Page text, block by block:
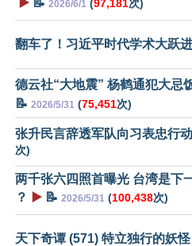
▶️ 📝 2026/6/1 (97,181次)
翻车了！习近平时代学术大跃
德云社“大地震” 杨鹤通犯大忌
📝 2026/5/31 (75,451次)
张升民言辞透军队向习表忠行
次)
两千张六四照首曝光 台湾是下
？
▶️ 📝 2026/5/31 (100,438次)
天下奇谭 (571) 特立独行的妖怪